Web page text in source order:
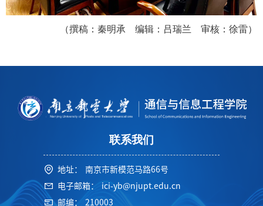
（撰稿：秦明承 编辑：吕瑞兰 审核：徐雷）
联系我们
地址：
南京市新模范马路66号
电子邮箱：
ici-yb@njupt.edu.cn
邮编：
210003